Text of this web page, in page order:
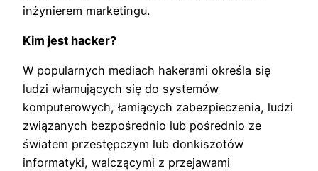
inżynierem marketingu.
Kim jest hacker?
W popularnych mediach hakerami określa się
ludzi włamujących się do systemów
komputerowych, łamiących zabezpieczenia, ludzi
związanych bezpośrednio lub pośrednio ze
światem przestępczym lub donkiszotów
informatyki, walczącymi z przejawami